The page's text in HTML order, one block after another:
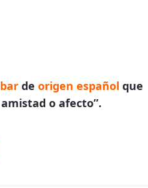
de origen español que
o afecto”.